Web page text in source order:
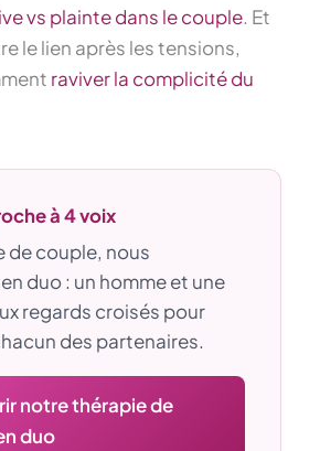
vs plainte dans le couple. Et
le lien après les tensions,
raviver la complicité du
à 4 voix
de couple, nous
duo : un homme et une
regards croisés pour
des partenaires.
notre thérapie de
duo